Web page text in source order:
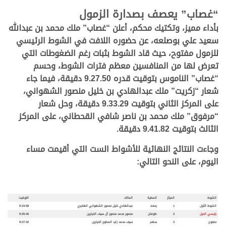
“غصاب” يعصف بصدارة الزمول
بأداء مميز، وتكتيك محكم، أعلن “غصاب” ملك محمد بن عبدالله
سعيد علي بوصلعه، عن حضوره اللافت في الشوط الرئيسي
للزمول مفتوح، حيث قاد الشوط بثبات رغم الضغوطات التي
تعرض لها من المنافسين معظم فترات الشوط، وحسم
“غصاب” الناموس بتوقيت قدره 9.27.50 دقيقة، فيما جاء
شعار “زكريت” ملك عبدالهادي بن خليل منصور الشهواني،
على المركز الثاني بتوقيت 9.33.29 دقيقة، وحل شعار
“مرفوق” ملك محمد بن ناصر شافي القحطاني، على المركز
الثالث بتوقيت 9.41.82 دقيقة.
وجاءت النتائج النهائية للأشواط الست التي أقيمت مساء
اليوم، على النحو التالي:
الشوط المركز المطية المالك
التوقيت
الشوط الأول
1 رمعه عبدالهادي خليل منصور الشهواني الهاجري
9:23:58
رئيسي الحيل
2 طوفان منصور محمد منصور آل سيف الخيارين
9:25:40
مفتوح
3 سهم سيف محمد زايد المطوع الخيارين 9:27:32